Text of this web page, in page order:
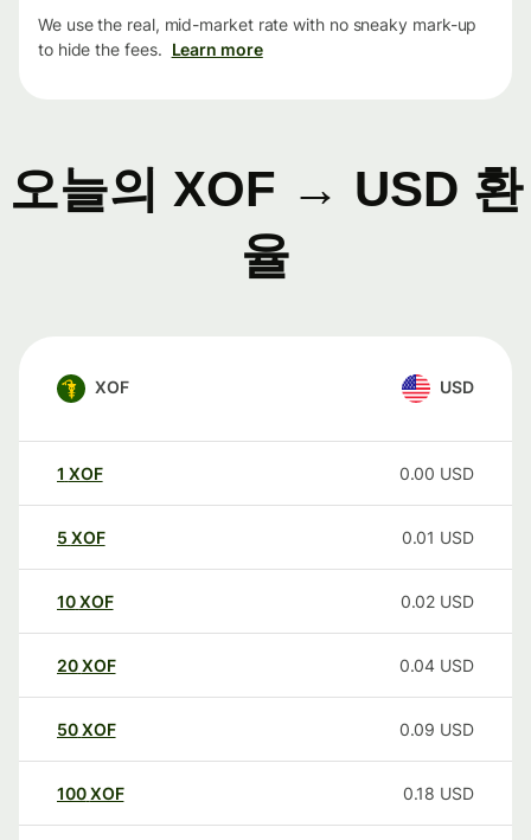
We use the real, mid-market rate with no sneaky mark-up
to hide the fees. Learn more
오늘의 XOF → USD 환
율
XOF USD
1 XOF 0.00 USD
5 XOF 0.01 USD
10XOF 0.02 USD
20XOF 0.04 USD
50XOF 0.09 USD
100XOF 0.18 USD